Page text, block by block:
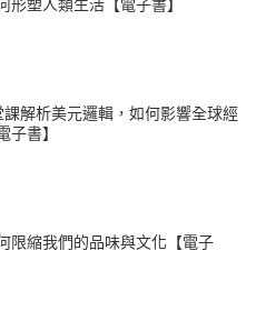
燒肉餐廳門外也總是大排長龍，
兩周訂位才能吃到，由此可以看
LOOKin讀者歡迎的四間燒肉
人平均消費價格，看看哪一間最
底超長腿必須收！
穿搭都時髦，Nike、New
每雙都令人心動不已，趕緊也
形塑人類生活【電子書】
解析美元邏輯，如何影響全球經
子書】
限縮我們的品味與文化【電子